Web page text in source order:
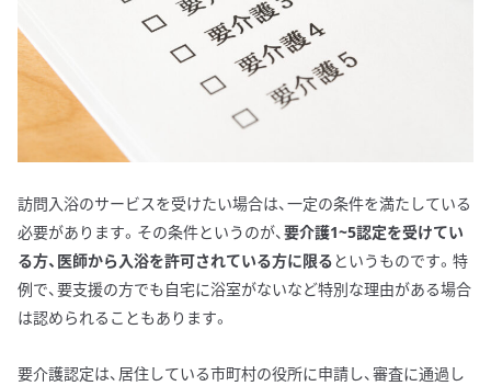
訪問入浴のサービスを受けたい場合は、一定の条件を満たしている
必要があります。その条件というのが、要介護1~5認定を受けてい
る方、医師から入浴を許可されている方に限る というものです。特
例で、要支援の方でも自宅に浴室がないなど特別な理由がある場合
は認められることもあります。
要介護認定は、居住している市町村の役所に申請し、審査に通過し